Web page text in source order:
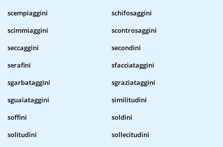
scempiaggini
schifosaggini
scimmiaggini
scontrosaggini
seccaggini
secondini
serafini
sfacciataggini
sgarbataggini
sgraziataggini
sguaiataggini
similitudini
soffini
soldini
solitudini
sollecitudini